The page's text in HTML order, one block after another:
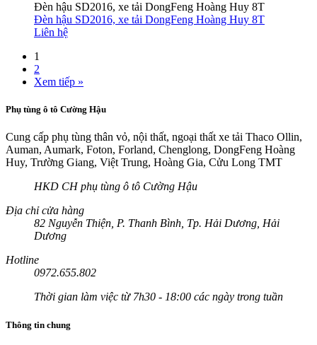
Đèn hậu SD2016, xe tải DongFeng Hoàng Huy 8T
Đèn hậu SD2016, xe tải DongFeng Hoàng Huy 8T
Liên hệ
1
2
Xem tiếp »
Phụ tùng ô tô Cường Hậu
Cung cấp phụ tùng thân vỏ, nội thất, ngoại thất xe tải Thaco Ollin,
Auman, Aumark, Foton, Forland, Chenglong, DongFeng Hoàng
Huy, Trường Giang, Việt Trung, Hoàng Gia, Cửu Long TMT
HKD CH phụ tùng ô tô Cường Hậu
Địa chỉ cửa hàng
82 Nguyễn Thiện, P. Thanh Bình, Tp. Hải Dương, Hải
Dương
Hotline
0972.655.802
Thời gian làm việc từ 7h30 - 18:00 các ngày trong tuần
Thông tin chung